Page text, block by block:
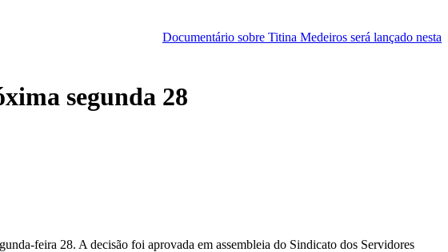
Documentário sobre Titina Medeiros será lançado nesta sexta-feira em
segunda 28
feira 28. A decisão foi aprovada em assembleia do Sindicato dos Servidores